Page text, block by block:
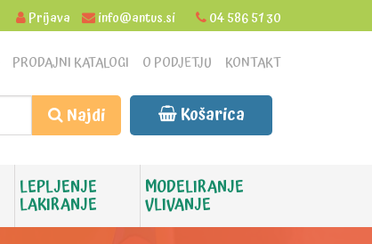
Prijava info@antus.si
04 586 51 30
KONTAKT
O PODJETJU
PRODAJNI KATALOGI
Najdi Košarica
LEPLJENJE
LAKIRANJE
MODELIRANJE
VLIVANJE